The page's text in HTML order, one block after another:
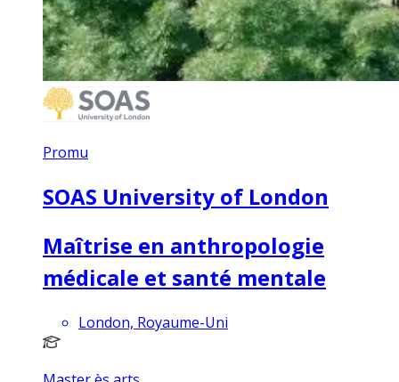
Promu
SOAS University of London
Maîtrise en anthropologie
médicale et santé mentale
London, Royaume-Uni